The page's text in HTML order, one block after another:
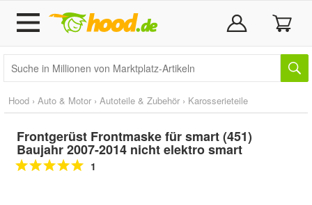
Hood › Auto & Motor › Autoteile & Zubehör › Karosserieteile
Frontgerüst Frontmaske für smart (451)
Baujahr 2007-2014 nicht elektro smart
1